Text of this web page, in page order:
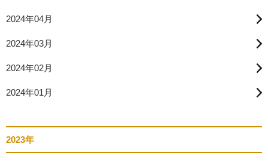
2024年04月
2024年03月
2024年02月
2024年01月
2023年